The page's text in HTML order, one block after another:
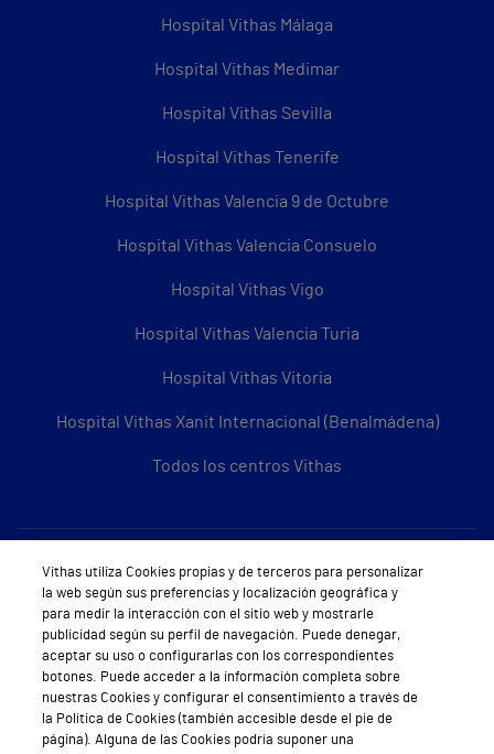
Hospital Vithas Málaga
Hospital Vithas Medimar
Hospital Vithas Sevilla
Hospital Vithas Tenerife
Hospital Vithas Valencia 9 de Octubre
Hospital Vithas Valencia Consuelo
Hospital Vithas Vigo
Hospital Vithas Valencia Turia
Hospital Vithas Vitoria
Hospital Vithas Xanit Internacional (Benalmádena)
Todos los centros Vithas
Sobre Vithas
Quiénes somos
Trabajar en Vithas
Teléfono Cita Médica
Teléfono Atención al Cliente
Vithas utiliza Cookies propias y de terceros para personalizar
la web según sus preferencias y localización geográfica y
para medir la interacción con el sitio web y mostrarle
publicidad según su perfil de navegación. Puede denegar,
aceptar su uso o configurarlas con los correspondientes
botones. Puede acceder a la información completa sobre
nuestras Cookies y configurar el consentimiento a través de
la Política de Cookies (también accesible desde el pie de
página). Alguna de las Cookies podría suponer una